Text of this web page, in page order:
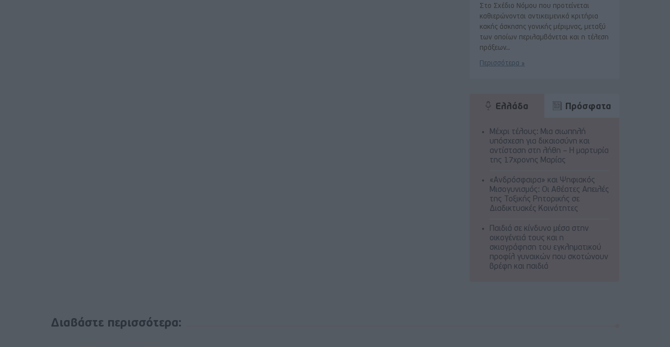
Στο Σχέδιο Νόμου που προτείνεται
καθιερώνονται αντικειμενικά κριτήρια
κακής άσκησης γονικής μέριμνας, μεταξύ
των οποίων περιλαμβάνεται και η τέλεση
πράξεων..
Περισσότερα »
Ελλάδα Πρόσφατα
Μέχρι τέλους: Μια σιωπηλή
υπόσχεση για δικαιοσύνη και
αντίσταση στη λήθη – Η μαρτυρία
της 17χρονης Μαρίας
«Ανδρόσφαιρα» και Ψηφιακός
Μισογυνισμός: Οι Αθέατες Απειλές
της Τοξικής Ρητορικής σε
Διαδικτυακές Κοινότητες
Παιδιά σε κίνδυνο μέσα στην
οικογένειά τους και η
σκιαγράφηση του εγκληματικού
προφίλ γυναικών που σκοτώνουν
βρέφη και παιδιά
Διαβάστε περισσότερα: